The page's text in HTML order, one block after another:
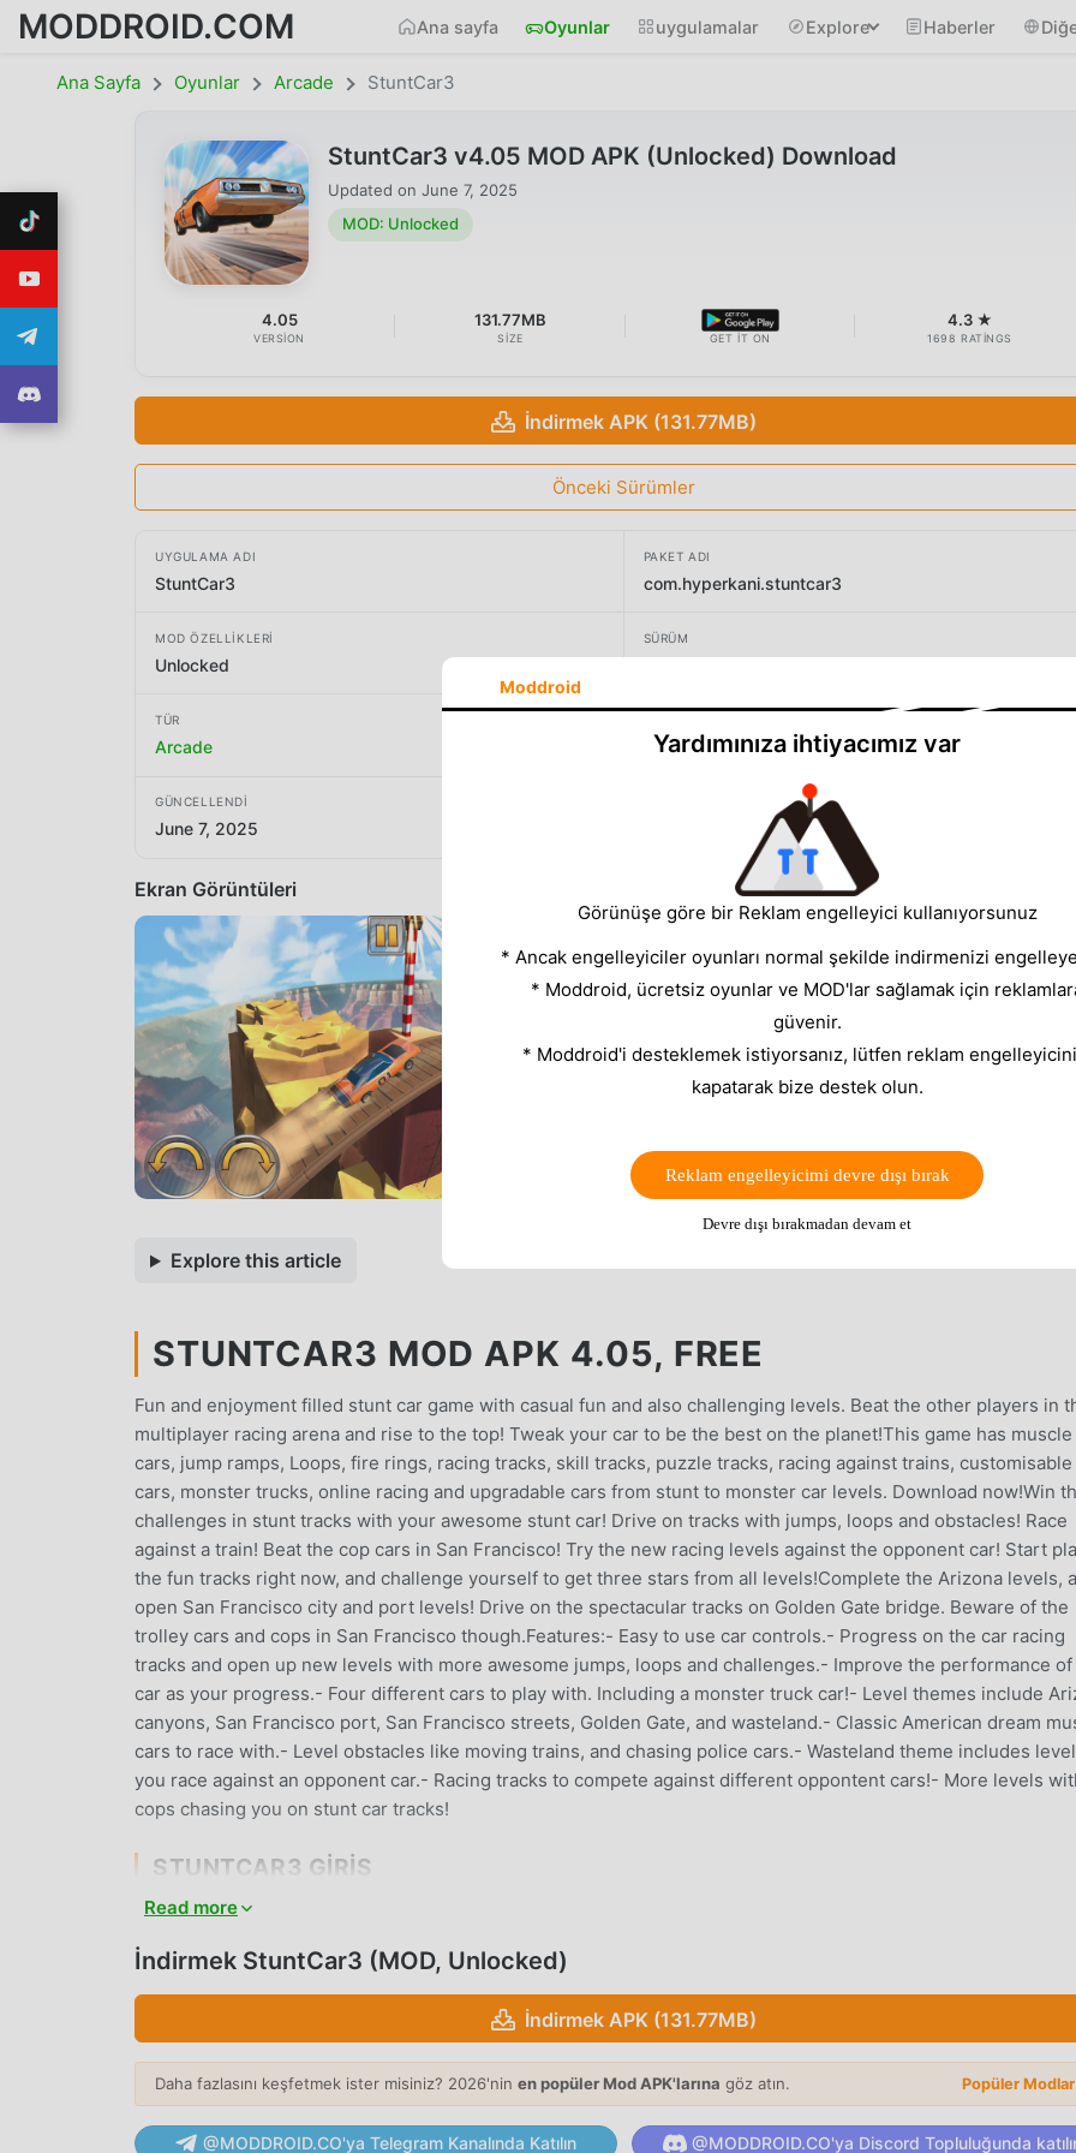
MODDROID.COM Ana sayfa Oyunlar uygulamalar Explore Haberler
Ana Sayfa Oyunlar Arcade StuntCar3
StuntCar3 v4.05 MOD APK (Unlocked) Download
Updated on June 7, 2025
MOD: Unlocked
4.05
VERSION
131.77MB
SIZE GET IT ON
4.3 ★
1698 RATINGS
İndirmek APK (131.77MB)
Önceki Sürümler
UYGULAMA ADI
StuntCar3
PAKET ADI
com.hyperkani.stuntcar3
MOD ÖZELLIKLERI
Unlocked
SÜRÜM
TÜR
Arcade Hyperkani
GÜNCELLENDI
June 7, 2025
Ekran Görüntüleri
Explore this article
STUNTCAR3 MOD APK 4.05, FREE
Fun and enjoyment filled stunt car game with casual fun and also challenging levels. Beat the other players in
multiplayer racing arena and rise to the top! Tweak your car to be the best on the planet!This game has muscle
cars, jump ramps, Loops, fire rings, racing tracks, skill tracks, puzzle tracks, racing against trains, customisable
cars, monster trucks, online racing and upgradable cars from stunt to monster car levels. Download now!Win
challenges in stunt tracks with your awesome stunt car! Drive on tracks with jumps, loops and obstacles! Race
against a train! Beat the cop cars in San Francisco! Try the new racing levels against the opponent car! Start
the fun tracks right now, and challenge yourself to get three stars from all levels!Complete the Arizona levels,
open San Francisco city and port levels! Drive on the spectacular tracks on Golden Gate bridge. Beware of the
trolley cars and cops in San Francisco though.Features:- Easy to use car controls.- Progress on the car racing
tracks and open up new levels with more awesome jumps, loops and challenges.- Improve the performance of
car as your progress.- Four different cars to play with. Including a monster truck car!- Level themes include
canyons, San Francisco port, San Francisco streets, Golden Gate, and wasteland.- Classic American dream
cars to race with.- Level obstacles like moving trains, and chasing police cars.- Wasteland theme includes
you race against an opponent car.- Racing tracks to compete against different oppontent cars!- More levels
cops chasing you on stunt car tracks!
STUNTCAR3 GIRIŞ
StuntCar3 Son zamanlarda çok popüler bir arcade oyunu olarak, tüm dünyada arcade oyunlarını seven birçok
moddroid en iyi seçiminiz. moddroid size sadece StuntCar3 4.05'ın en son sürümünü ücretsiz olarak sunmakla
kalmaz, aynı zamanda Freemodunu ücretsiz olarak sağlar, oyundaki tekrarlayan mekanik görevleri
yardımcı olur, böylece odaklanabilirsiniz oyunun kendisinin getirdiği neşenin tadını çıkarmak üzerine. moddroid,
ve kurulumu ücretsiz olduğunu vaat ediyor. Sadece moddroid istemcisini indirin, tek tıklamayla StuntCar3 4.05
indirip yükleyebilirsiniz. Ne duruyorsun, moddroid'i indir ve oyna!
Read more
İndirmek StuntCar3 (MOD, Unlocked)
İndirmek APK (131.77MB)
Daha fazlasını keşfetmek ister misiniz? 2026'nin en popüler Mod APK'larına göz atın. Popüler
@MODDROID.CO'ya Telegram Kanalında Katılın @MODDROID.CO'ya Discord Topluluğunda
Moddroid
Yardımınıza ihtiyacımız var
Görünüşe göre bir Reklam engelleyici kullanıyorsunuz
* Ancak engelleyiciler oyunları normal şekilde indirmenizi
* Moddroid, ücretsiz oyunlar ve MOD'lar sağlamak için
güvenir.
* Moddroid'i desteklemek istiyorsanız, lütfen reklam
kapatarak bize destek olun.
Reklam engelleyicimi devre dışı bırak
Devre dışı bırakmadan devam et